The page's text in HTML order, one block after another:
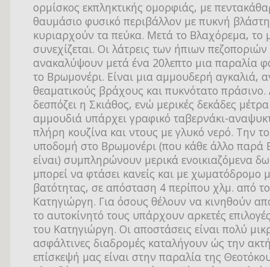
ορμίσκος εκπληκτικής ομορφιάς, με
θαυμάσιο φυσικό περιβάλλον με πυκνή
κυριαρχούν τα πεύκα. Μετά το Βλαχόρεμα, το
συνεχίζεται. Οι λάτρεις των ήπιων
ανακαλύψουν μετά ένα 20λεπτο μια παραλία
το Βρωμονέρι. Είναι μια αμμουδερή αγκαλιά,
θεαματικούς βράχους και πυκνότατο πράσινο.
δεσπόζει η Σκιάθος, ενώ μερικές δεκάδες
αμμουδιά υπάρχει γραφικό ταβερνάκι-
πλήρη κουζίνα και ντους με γλυκό νερό. Την
υποδομή στο Βρωμονέρι (που κάθε άλλο παρά
είναι) συμπληρώνουν μερικά ενοικιαζόμενα
μπορεί να φτάσει κανείς και με χωματόδρομο
βατότητας, σε απόσταση 4 περίπου χλμ. από
Κατηγιώργη. Για όσους θέλουν να κινηθούν
το αυτοκίνητό τους υπάρχουν αρκετές
του Κατηγιώργη. Οι αποστάσεις είναι πολύ
ασφάλτινες διαδρομές καταλήγουν ώς την
επίσκεψή μας είναι στην παραλία της